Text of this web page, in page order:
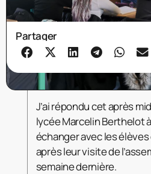
Partager
J’ai répondu cet après
lycée Marcelin Berthelot
échanger avec les
après leur visite de
semaine dernière.